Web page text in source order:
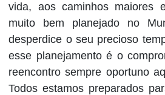
vida, aos caminhos maiores
muito bem planejado no
desperdice o seu precioso
esse planejamento é o
reencontro sempre oportuno
Todos estamos preparados